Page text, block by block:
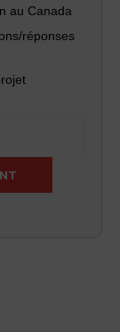
au Canada
réponses